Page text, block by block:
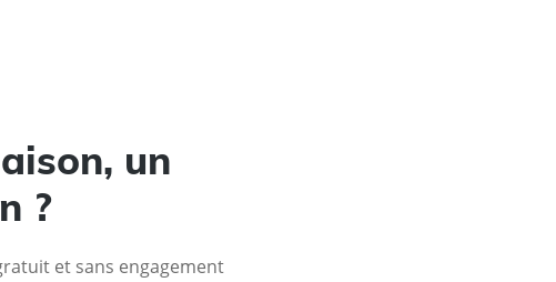
un
?
et sans engagement